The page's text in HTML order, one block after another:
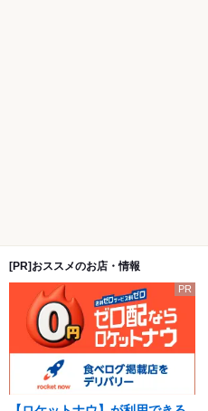
[PR]おススメのお店・情報
PR